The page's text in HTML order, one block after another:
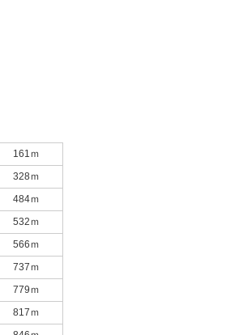
161ｍ
328ｍ
484ｍ
532ｍ
566ｍ
737ｍ
779ｍ
817ｍ